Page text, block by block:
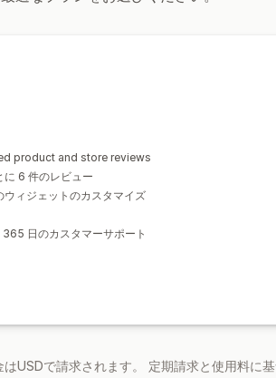
product and store reviews
に 6 件のレビュー
ウィジェットのカスタマイズ
日のカスタマーサポート
はUSDで請求されます。 定期請求と使用料に